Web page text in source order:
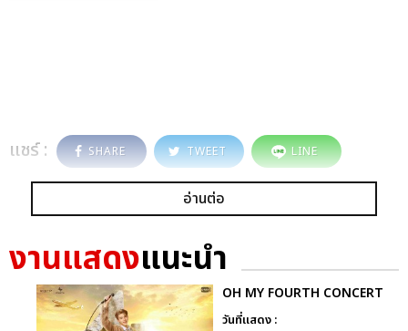
แชร์ : SHARE TWEET LINE
อ่านต่อ
งานแสดงแนะนำ
OH MY FOURTH CONCERT
วันที่แสดง :